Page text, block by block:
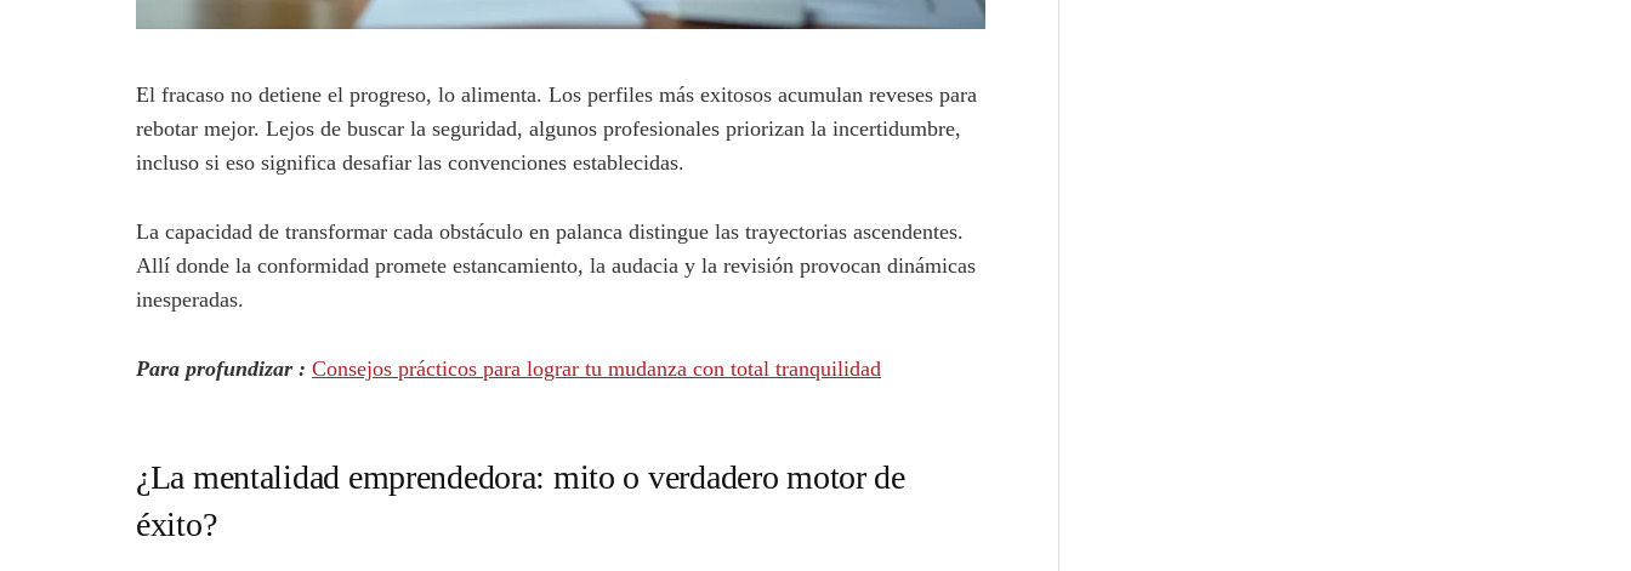
El fracaso no detiene el progreso, lo alimenta. Los perfiles más exitosos acumulan reveses para
rebotar mejor. Lejos de buscar la seguridad, algunos profesionales priorizan la incertidumbre,
incluso si eso significa desafiar las convenciones establecidas.
La capacidad de transformar cada obstáculo en palanca distingue las trayectorias ascendentes.
Allí donde la conformidad promete estancamiento, la audacia y la revisión provocan dinámicas
inesperadas.
Para profundizar : Consejos prácticos para lograr tu mudanza con total tranquilidad
¿La mentalidad emprendedora: mito o verdadero motor de
éxito?